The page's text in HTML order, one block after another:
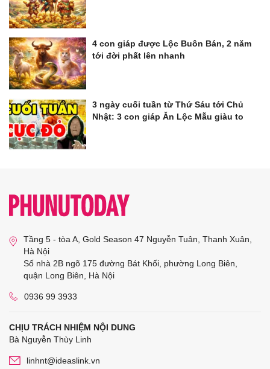
4 con giáp được Lộc Buôn Bán, 2 năm
tới đời phất lên nhanh
3 ngày cuối tuần từ Thứ Sáu tới Chủ
Nhật: 3 con giáp Ăn Lộc Mẫu giàu to
Tầng 5 - tòa A, Gold Season 47 Nguyễn Tuân, Thanh Xuân,
Hà Nội
Số nhà 2B ngõ 175 đường Bát Khối, phường Long Biên,
quận Long Biên, Hà Nội
0936 99 3933
CHỊU TRÁCH NHIỆM NỘI DUNG
Bà Nguyễn Thùy Linh
linhnt@ideaslink.vn